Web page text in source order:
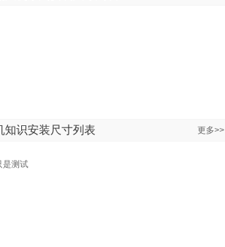
更多>>
知识安装尺寸列表
是测试